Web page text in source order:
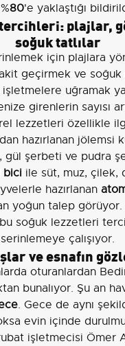
80'e yaklaştığı
plajlar,
soğuk tatlılar
için plajlara
geçirmek ve soğuk
uğramak
girenlerin sayısı
lezzetleri özellikle
hazırlanan jölemsi
gül şerbeti ve pudra
biciile süt, muz, çilek,
hazırlanan
yoğun talep görüyor.
soğuk lezzetleri
serinlemeye çalışıyor.
ve esnafın
oturanlardan
bunalıyor. Şu an
. Gece de aynı
evin içinde
işletmecisi Ömer